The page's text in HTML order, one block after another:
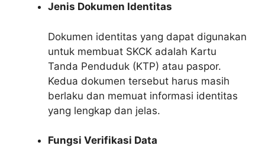
Jenis Dokumen Identitas
Dokumen identitas yang dapat digunakan
untuk membuat SKCK adalah Kartu
Tanda Penduduk (KTP) atau paspor.
Kedua dokumen tersebut harus masih
berlaku dan memuat informasi identitas
yang lengkap dan jelas.
Fungsi Verifikasi Data